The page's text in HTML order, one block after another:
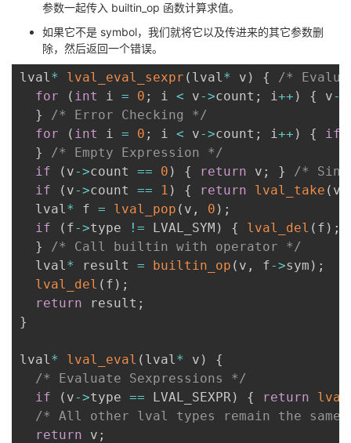
参数一起传入 builtin_op 函数计算求值。
如果它不是 symbol，我们就将它以及传进来的其它参数删
除，然后返回一个错误。
lval* lval_eval_sexpr ( lval* v ) {
/*
for
( int i = 0 ; i < v->count ; i++ ) { v->
}
/* Error Checking */
for
( int i = 0 ; i < v->count ; i++ ) { if
}
/* Empty Expression */
if
( v->count == 0 ) { return v ; }
/*
if
( v->count == 1 ) { return lval_take ( v
  lval
* f = lval_pop ( v , 0 ) ;
if
( f->type != LVAL_SYM ) { lval_del ( f ) ;
}
/* Call builtin with operator */
  lval
* result = builtin_op ( v , f->sym ) ;
lval_del ( f ) ;
return result ;
}
lval* lval_eval ( lval* v )
{
/* Evaluate Sexpressions */
if
( v->type == LVAL_SEXPR) { return
/* All other lval types remain the same
return v ;